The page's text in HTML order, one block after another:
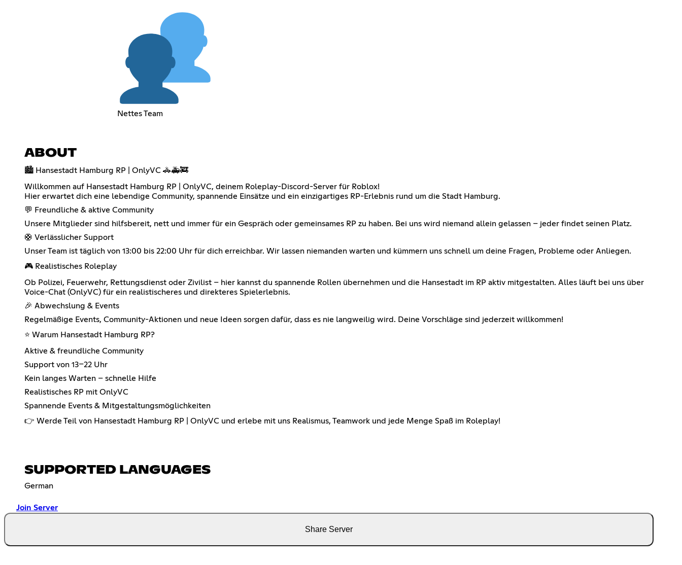
Nettes Team
ABOUT
🏙️ Hansestadt Hamburg RP | OnlyVC 🚓🚑🚒
Willkommen auf Hansestadt Hamburg RP | OnlyVC, deinem Roleplay-Discord-Server für Roblox!
Hier erwartet dich eine lebendige Community, spannende Einsätze und ein einzigartiges RP-Erlebnis rund um die Stadt Hamburg.
💬 Freundliche & aktive Community
Unsere Mitglieder sind hilfsbereit, nett und immer für ein Gespräch oder gemeinsames RP zu haben. Bei uns wird niemand allein gelassen – jeder findet seinen Platz.
🛟 Verlässlicher Support
Unser Team ist täglich von 13:00 bis 22:00 Uhr für dich erreichbar. Wir lassen niemanden warten und kümmern uns schnell um deine Fragen, Probleme oder Anliegen.
🎮 Realistisches Roleplay
Ob Polizei, Feuerwehr, Rettungsdienst oder Zivilist – hier kannst du spannende Rollen übernehmen und die Hansestadt im RP aktiv mitgestalten. Alles läuft bei uns über
Voice-Chat (OnlyVC) für ein realistischeres und direkteres Spielerlebnis.
🎉 Abwechslung & Events
Regelmäßige Events, Community-Aktionen und neue Ideen sorgen dafür, dass es nie langweilig wird. Deine Vorschläge sind jederzeit willkommen!
⭐ Warum Hansestadt Hamburg RP?
Aktive & freundliche Community
Support von 13–22 Uhr
Kein langes Warten – schnelle Hilfe
Realistisches RP mit OnlyVC
Spannende Events & Mitgestaltungsmöglichkeiten
👉 Werde Teil von Hansestadt Hamburg RP | OnlyVC und erlebe mit uns Realismus, Teamwork und jede Menge Spaß im Roleplay!
SUPPORTED LANGUAGES
German
Join Server
Share Server